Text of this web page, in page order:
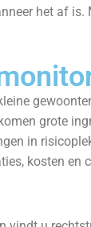
het af is.
grote
in
kosten en